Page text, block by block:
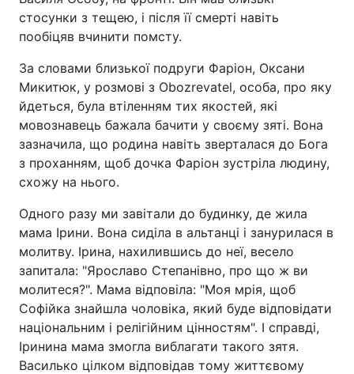
стосунки з тещею, і після її смерті навіть
пообіцяв вчинити помсту.
За словами близької подруги Фаріон, Оксани
Микитюк, у розмові з Obozrevatel, особа, про яку
йдеться, була втіленням тих якостей, які
мовознавець бажала бачити у своєму зяті. Вона
зазначила, що родина навіть зверталася до Бога
з проханням, щоб дочка Фаріон зустріла людину,
схожу на нього.
Одного разу ми завітали до будинку, де жила
мама Ірини. Вона сиділа в альтанці і занурилася в
молитву. Ірина, нахилившись до неї, весело
запитала: "Ярославо Степанівно, про що ж ви
молитеся?". Мама відповіла: "Моя мрія, щоб
Софійка знайшла чоловіка, який буде відповідати
національним і релігійним цінностям". І справді,
Іринина мама змогла виблагати такого зятя.
Василько цілком відповідав тому життєвому